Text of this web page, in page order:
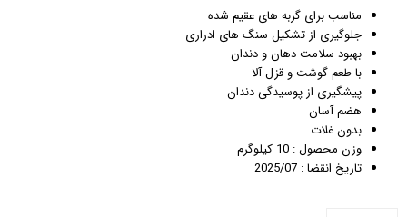
مناسب برای گربه های عقیم شده
جلوگیری از تشکیل سنگ های ادراری
بهبود سلامت دهان و دندان
با طعم گوشت و قزل آلا
پیشگیری از پوسیدگی دندان
هضم آسان
بدون غلات
وزن محصول : 10 کیلوگرم
تاریخ انقضا : 2025/07